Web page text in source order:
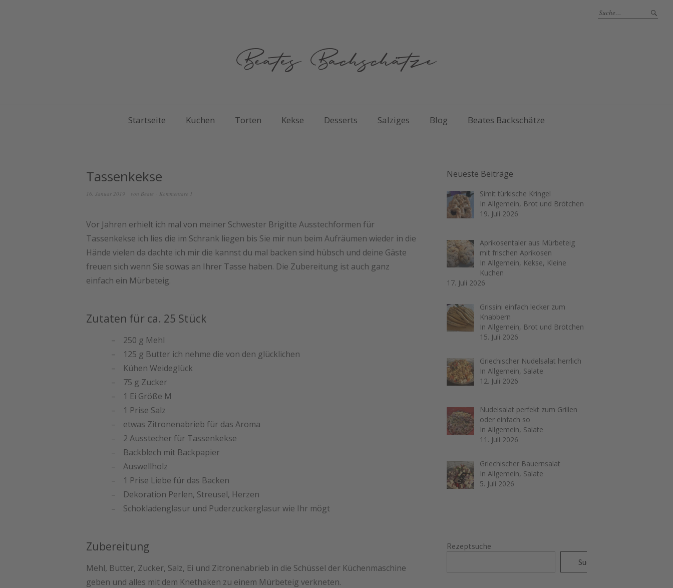
Startseite Kuchen Torten Kekse Desserts Salziges Blog Beates Backschätze
Tassenkekse
16. Januar 2019 von Beate Kommentare 1
Vor Jahren erhielt ich mal von meiner Schwester Brigitte Ausstechformen für
Tassenkekse ich lies die im Schrank liegen bis Sie mir nun beim Aufräumen wieder in die
Hände vielen da dachte ich mir die kannst du mal backen sind hübsch und deine Gäste
freuen sich wenn Sie sowas an Ihrer Tasse haben. Die Zubereitung ist auch ganz
einfach ein Mürbeteig.
Zutaten für ca. 25 Stück
250 g Mehl
125 g Butter ich nehme die von den glücklichen
Kühen Weideglück
75 g Zucker
1 Ei Größe M
1 Prise Salz
etwas Zitronenabrieb für das Aroma
2 Ausstecher für Tassenkekse
Backblech mit Backpapier
Auswellholz
1 Prise Liebe für das Backen
Dekoration Perlen, Streusel, Herzen
Schokladenglasur und Puderzuckerglasur wie Ihr mögt
Zubereitung
Mehl, Butter, Zucker, Salz, Ei und Zitronenabrieb in die Schüssel der Küchenmaschine
geben und alles mit dem Knethaken zu einem Mürbeteig verkneten.
Neueste Beiträge
Simit türkische Kringel
In Allgemein, Brot und Brötchen
19. Juli 2026
Aprikosentaler aus Mürbeteig
mit frischen Aprikosen
In Allgemein, Kekse, Kleine
Kuchen
17. Juli 2026
Grissini einfach lecker zum
Knabbern
In Allgemein, Brot und Brötchen
15. Juli 2026
Griechischer Nudelsalat herrlich
In Allgemein, Salate
12. Juli 2026
Nudelsalat perfekt zum Grillen
oder einfach so
In Allgemein, Salate
11. Juli 2026
Griechischer Bauernsalat
In Allgemein, Salate
5. Juli 2026
Rezeptsuche
Suchen